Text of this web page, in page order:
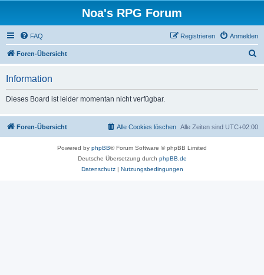
Noa's RPG Forum
FAQ Anmelden
Registrieren
Foren-Übersicht
Information
Dieses Board ist leider momentan nicht verfügbar.
Foren-Übersicht Alle Zeiten sind UTC+02:00
Alle Cookies löschen
Powered by phpBB® Forum Software © phpBB Limited
Deutsche Übersetzung durch phpBB.de
Datenschutz| Nutzungsbedingungen